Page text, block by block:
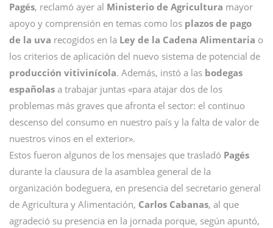
Pagés, reclamó ayer al Ministerio de Agricultura mayor
apoyo y comprensión en temas como los plazos de pago
de la uva recogidos en la Ley de la Cadena Alimentaria o
los criterios de aplicación del nuevo sistema de potencial de
producción vitivinícola. Además, instó a las bodegas
españolas a trabajar juntas «para atajar dos de los
problemas más graves que afronta el sector: el continuo
descenso del consumo en nuestro país y la falta de valor de
nuestros vinos en el exterior».
Estos fueron algunos de los mensajes que trasladó Pagés
durante la clausura de la asamblea general de la
organización bodeguera, en presencia del secretario general
de Agricultura y Alimentación, Carlos Cabanas, al que
agradeció su presencia en la jornada porque, según apuntó,